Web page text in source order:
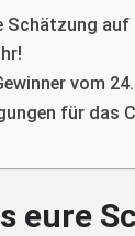
Schätzung
vom
für das
eure